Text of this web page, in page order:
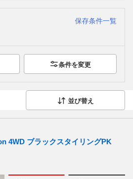
保存条件一覧
条件を変更
並び替え
4WD ブラックスタイリングPK